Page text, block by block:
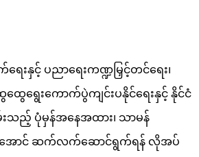
ေးနှင့် ပညာရေးကဏ္ဍမြှင့်တင်ရေး၊
ေရွေးကောက်ပွဲကျင်းပနိုင်ရေးနှင့် နိုင်ငံ
းသည့် ပုံမှန်အနေအထား၊ သာမန်
ောင် ဆက်လက်ဆောင်ရွက်ရန် လိုအပ်